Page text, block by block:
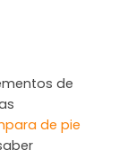
de
de pie